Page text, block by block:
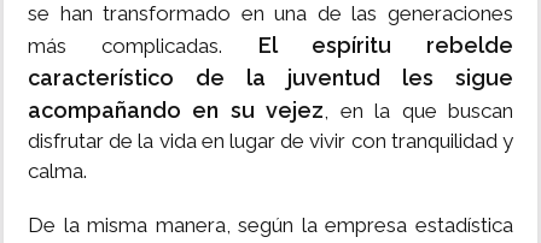
se han transformado en una de las generaciones
más complicadas. El espíritu rebelde
característico de la juventud les sigue
acompañando en su vejez, en la que buscan
disfrutar de la vida en lugar de vivir con tranquilidad y
calma.
De la misma manera, según la empresa estadística